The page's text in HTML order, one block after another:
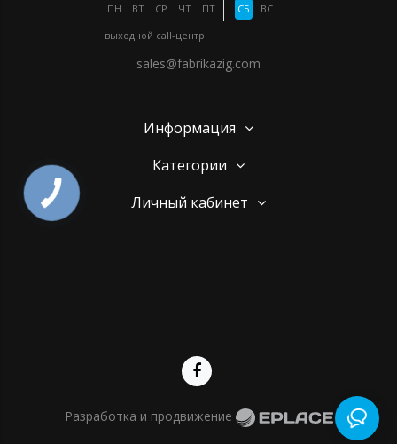
ПН ВТ СР ЧТ ПТ СБ
ВС
выходной call-центр
sales@fabrikazig.com
Информация
Категории
Личный кабинет
Разработка и продвижение